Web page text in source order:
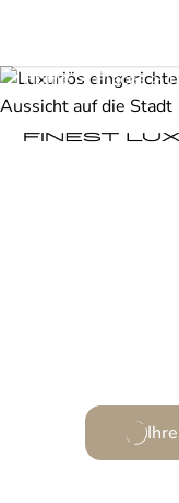
Home Places